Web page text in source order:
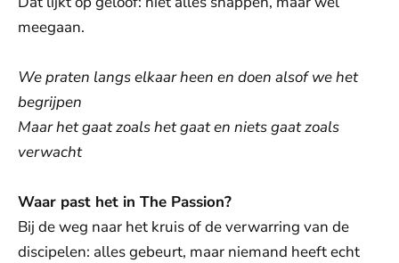
meegaan.
We praten langs elkaar heen en doen alsof we het
begrijpen
Maar het gaat zoals het gaat en niets gaat zoals
verwacht
Waar past het in The Passion?
Bij de weg naar het kruis of de verwarring van de
discipelen: alles gebeurt, maar niemand heeft echt